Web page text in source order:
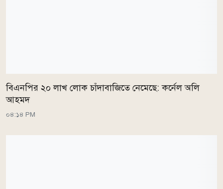
বিএনপির ২০ লাখ লোক চাঁদাবাজিতে নেমেছে: কর্নেল অলি
আহমদ
০৪:১৪ PM